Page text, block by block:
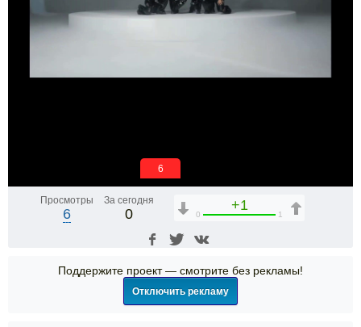
6
Просмотры
6
За сегодня
0
+1
0 1
Поддержите проект — смотрите без рекламы!
Отключить рекламу